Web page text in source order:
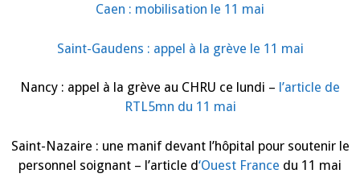
Caen : mobilisation le 11 mai
Saint-Gaudens : appel à la grève le 11 mai
Nancy : appel à la grève au CHRU ce lundi – l’article de
RTL5mn du 11 mai
Saint-Nazaire : une manif devant l’hôpital pour soutenir le
personnel soignant – l’article d‘Ouest France du 11 mai